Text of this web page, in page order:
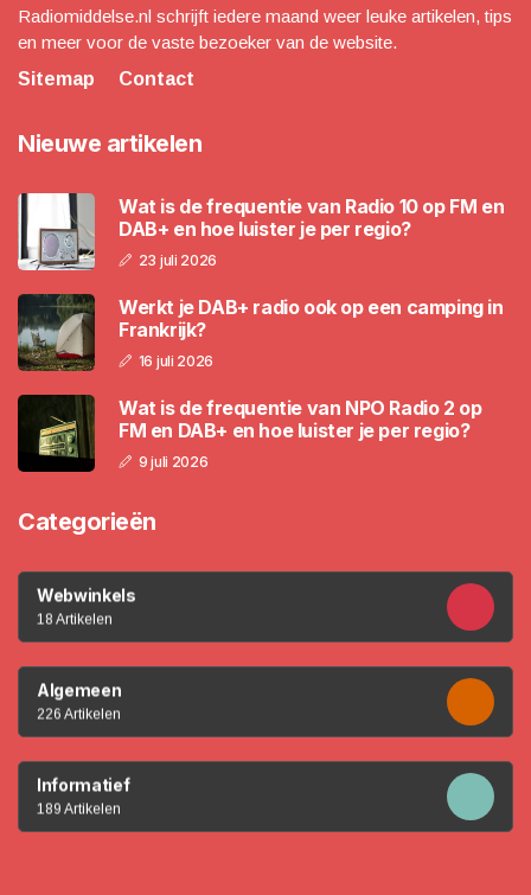
Radiomiddelse.nl schrijft iedere maand weer leuke artikelen, tips
en meer voor de vaste bezoeker van de website.
Sitemap
Contact
Nieuwe artikelen
Wat is de frequentie van Radio 10 op FM en
DAB+ en hoe luister je per regio?
23 juli 2026
Werkt je DAB+ radio ook op een camping in
Frankrijk?
16 juli 2026
Wat is de frequentie van NPO Radio 2 op
FM en DAB+ en hoe luister je per regio?
9 juli 2026
Categorieën
Webwinkels
18 Artikelen
Algemeen
226 Artikelen
Informatief
189 Artikelen